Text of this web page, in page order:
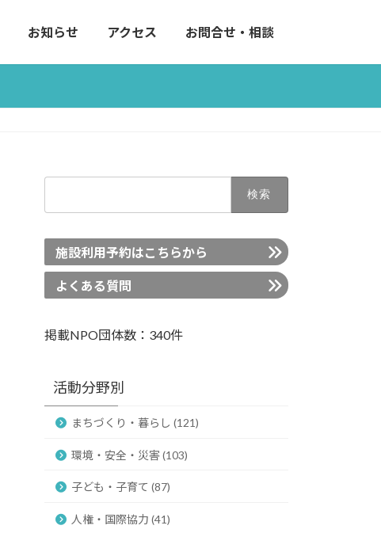
お知らせ アクセス お問合せ・相談
施設利用予約はこちらから
よくある質問
掲載NPO団体数：340件
活動分野別
まちづくり・暮らし (121)
環境・安全・災害 (103)
子ども・子育て (87)
人権・国際協力 (41)